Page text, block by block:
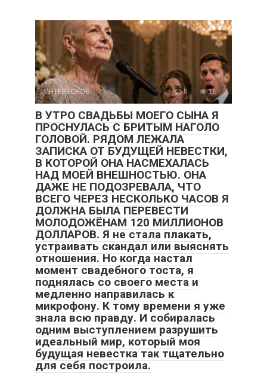
ИНТЕРЕСНОЕ 0 16
В УТРО СВАДЬБЫ МОЕГО СЫНА Я
ПРОСНУЛАСЬ С БРИТЫМ НАГОЛО
ГОЛОВОЙ. РЯДОМ ЛЕЖАЛА
ЗАПИСКА ОТ БУДУЩЕЙ НЕВЕСТКИ,
В КОТОРОЙ ОНА НАСМЕХАЛАСЬ
НАД МОЕЙ ВНЕШНОСТЬЮ. ОНА
ДАЖЕ НЕ ПОДОЗРЕВАЛА, ЧТО
ВСЕГО ЧЕРЕЗ НЕСКОЛЬКО ЧАСОВ Я
ДОЛЖНА БЫЛА ПЕРЕВЕСТИ
МОЛОДОЖЁНАМ 120 МИЛЛИОНОВ
ДОЛЛАРОВ. Я не стала плакать,
устраивать скандал или выяснять
отношения. Но когда настал
момент свадебного тоста, я
поднялась со своего места и
медленно направилась к
микрофону. К тому времени я уже
знала всю правду. И собиралась
одним выступлением разрушить
идеальный мир, который моя
будущая невестка так тщательно
для себя построила.